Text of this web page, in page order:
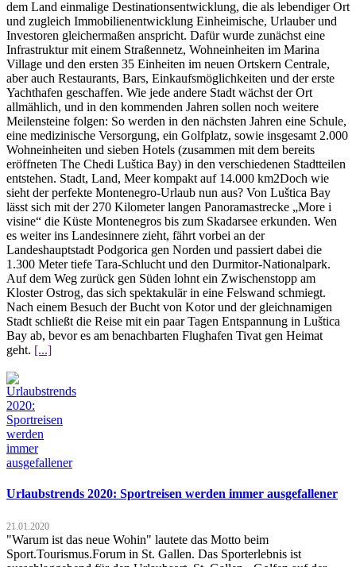
dem Land einmalige Destinationsentwicklung, die als lebendiger Ort
und zugleich Immobilienentwicklung Einheimische, Urlauber und
Investoren gleichermaßen anspricht. Dafür wurde zunächst eine
Infrastruktur mit einem Straßennetz, Wohneinheiten im Marina
Village und den ersten 35 Einheiten im neuen Ortskern Centrale,
aber auch Restaurants, Bars, Einkaufsmöglichkeiten und der erste
Yachthafen geschaffen. Wie jede andere Stadt wächst der Ort
allmählich, und in den kommenden Jahren sollen noch weitere
Meilensteine folgen: So werden in den nächsten Jahren eine Schule,
eine medizinische Versorgung, ein Golfplatz, sowie insgesamt 2.000
Wohneinheiten und sieben Hotels (zusammen mit dem bereits
eröffneten The Chedi Luštica Bay) in den verschiedenen Stadtteilen
entstehen. Stadt, Land, Meer kompakt auf 14.000 km2Doch wie
sieht der perfekte Montenegro-Urlaub nun aus? Von Luštica Bay
lässt sich mit der 270 Kilometer langen Panoramastrecke „More i
visine“ die Küste Montenegros bis zum Skadarsee erkunden. Wen
es weiter ins Landesinnere zieht, fährt vorbei an der
Landeshauptstadt Podgorica gen Norden und passiert dabei die
1.300 Meter tiefe Tara-Schlucht und den Durmitor-Nationalpark.
Auf dem Weg zurück gen Süden lohnt ein Zwischenstopp am
Kloster Ostrog, das sich spektakulär in eine Felswand schmiegt.
Nach einem Besuch der Bucht von Kotor und der gleichnamigen
Stadt schließt die Reise mit ein paar Tagen Entspannung in Luštica
Bay ab, bevor es am benachbarten Flughafen Tivat gen Heimat
geht. [...]
Urlaubstrends 2020: Sportreisen werden immer ausgefallener
21.01.2020
"Warum ist das neue Wohin" lautete das Motto beim
Sport.Tourismus.Forum in St. Gallen. Das Sporterlebnis ist